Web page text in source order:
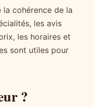
la cohérence de la
les avis
les horaires et
sont utiles pour
?